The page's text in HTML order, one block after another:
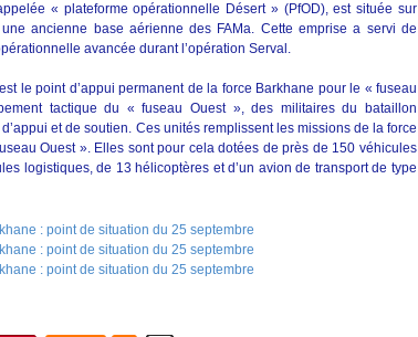
« plateforme opérationnelle Désert » (PfOD), est située sur
ancienne base aérienne des FAMa. Cette emprise a servi de
avancée durant l’opération Serval.
le point d’appui permanent de la force Barkhane pour le « fuseau
tactique du « fuseau Ouest », des militaires du bataillon
et de soutien. Ces unités remplissent les missions de la force
Ouest ». Elles sont pour cela dotées de près de 150 véhicules
logistiques, de 13 hélicoptères et d’un avion de transport de type